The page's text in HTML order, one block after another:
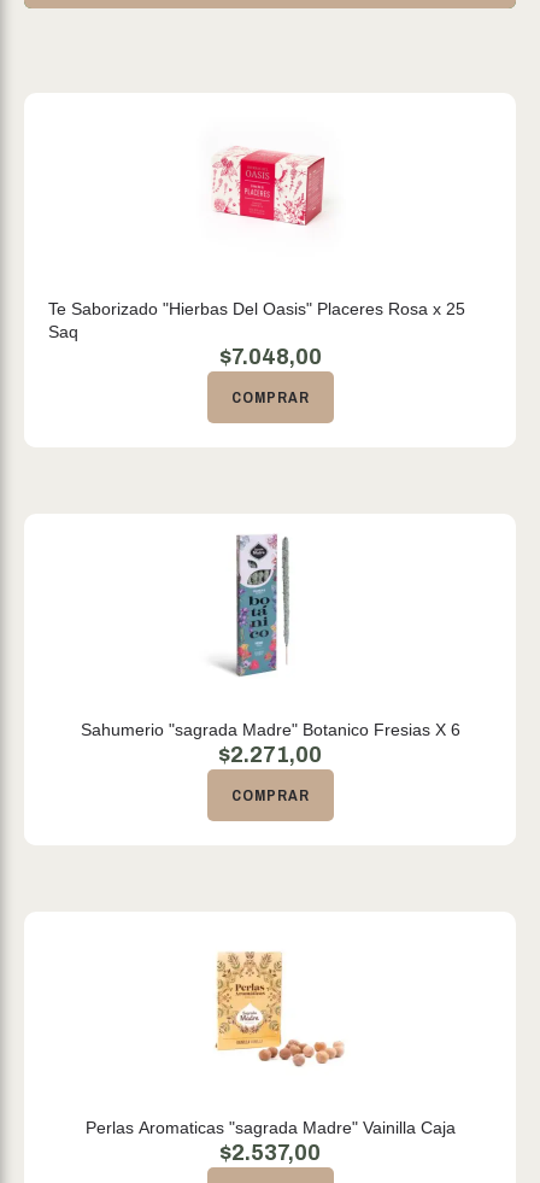
Te Saborizado "Hierbas Del Oasis" Placeres Rosa x 25
Saq
$7.048,00
COMPRAR
Sahumerio "sagrada Madre" Botanico Fresias X 6
$2.271,00
COMPRAR
Perlas Aromaticas "sagrada Madre" Vainilla Caja
$2.537,00